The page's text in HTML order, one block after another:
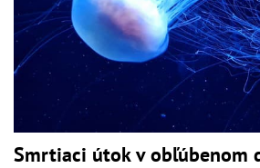
Smrtiaci útok v obľúbenom